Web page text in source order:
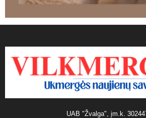
UAB "Žvalga", įm.k.